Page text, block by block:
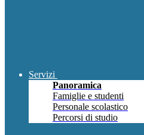
Servizi
Panoramica
Famiglie e studenti
Personale scolastico
Percorsi di studio